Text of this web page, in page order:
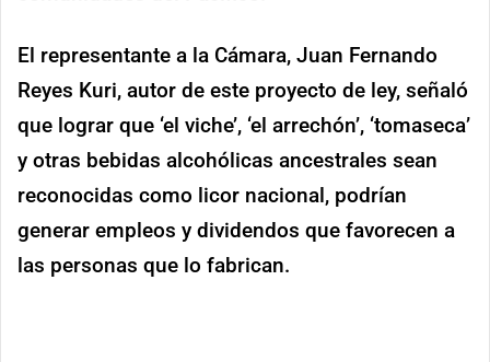
El representante a la Cámara, Juan Fernando
Reyes Kuri, autor de este proyecto de ley, señaló
que lograr que ‘el viche’, ‘el arrechón’, ‘tomaseca’
y otras bebidas alcohólicas ancestrales sean
reconocidas como licor nacional, podrían
generar empleos y dividendos que favorecen a
las personas que lo fabrican.